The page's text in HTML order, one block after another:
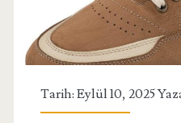
Tarih: Eylül 10, 2025